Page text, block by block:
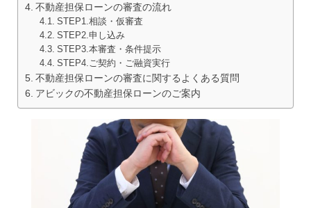
不動産担保ローンの審査の流れ
STEP1.相談・仮審査
STEP2.申し込み
STEP3.本審査・条件提示
STEP4.ご契約・ご融資実行
不動産担保ローンの審査に関するよくある質問
アビックの不動産担保ローンのご案内